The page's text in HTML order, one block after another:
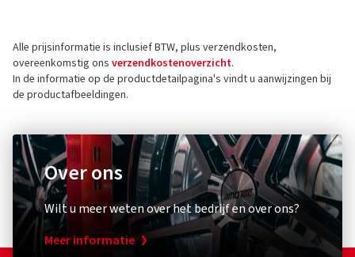
5 sterren
4 sterren (4)
3 sterren
1 ster (0)
68789 St Leon-Rot
Duitsland
Contact voor productveiligheid (geen
klantenservice)
E-mail:info@cms-wheels.de
Alle prijsinformatie is inclusief BTW, plus verzendkosten,
overeenkomstig ons verzendkostenoverzicht.
In de informatie op de productdetailpagina's vindt u aanwijzingen bij
de productafbeeldingen.
Over ons
Wilt u meer weten over het bedrijf en over ons?
Meer informatie